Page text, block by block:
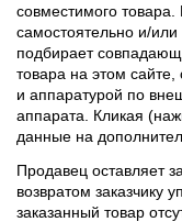
совместимого товара.
самостоятельно и/
подбирает
товара на этом
и аппаратурой по
аппарата. Кликая
данные на
Продавец оставляет
возвратом заказчику
заказанный товар